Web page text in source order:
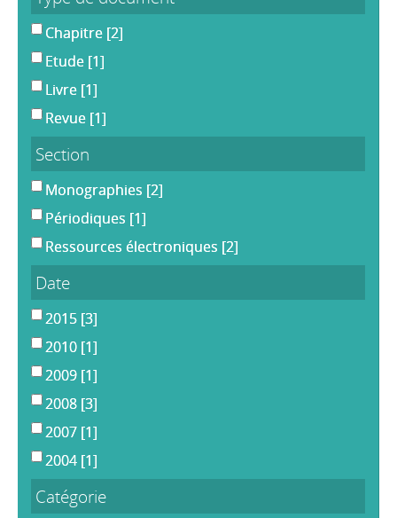
Chapitre [2]
Etude [1]
Livre [1]
Revue [1]
Section
Monographies [2]
Périodiques [1]
Ressources électroniques [2]
Date
2015 [3]
2010 [1]
2009 [1]
2008 [3]
2007 [1]
2004 [1]
Catégorie